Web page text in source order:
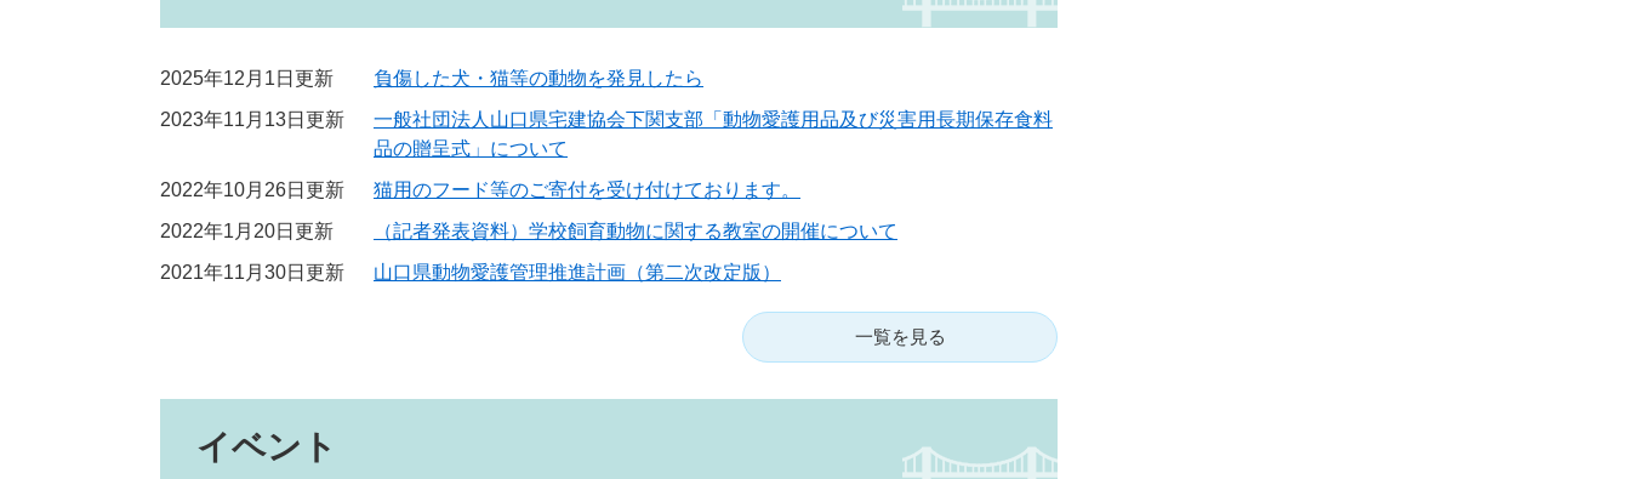
2025年12月1日更新
負傷した犬・猫等の動物を発見したら
2023年11月13日更新
一般社団法人山口県宅建協会下関支部「動物愛護用品及び災害用長期保存食料
品の贈呈式」について
2022年10月26日更新
猫用のフード等のご寄付を受け付けております。
2022年1月20日更新
（記者発表資料）学校飼育動物に関する教室の開催について
2021年11月30日更新
山口県動物愛護管理推進計画（第二次改定版）
一覧を見る
イベント